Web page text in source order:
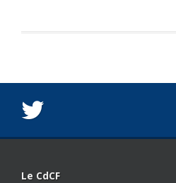
Le CdCF